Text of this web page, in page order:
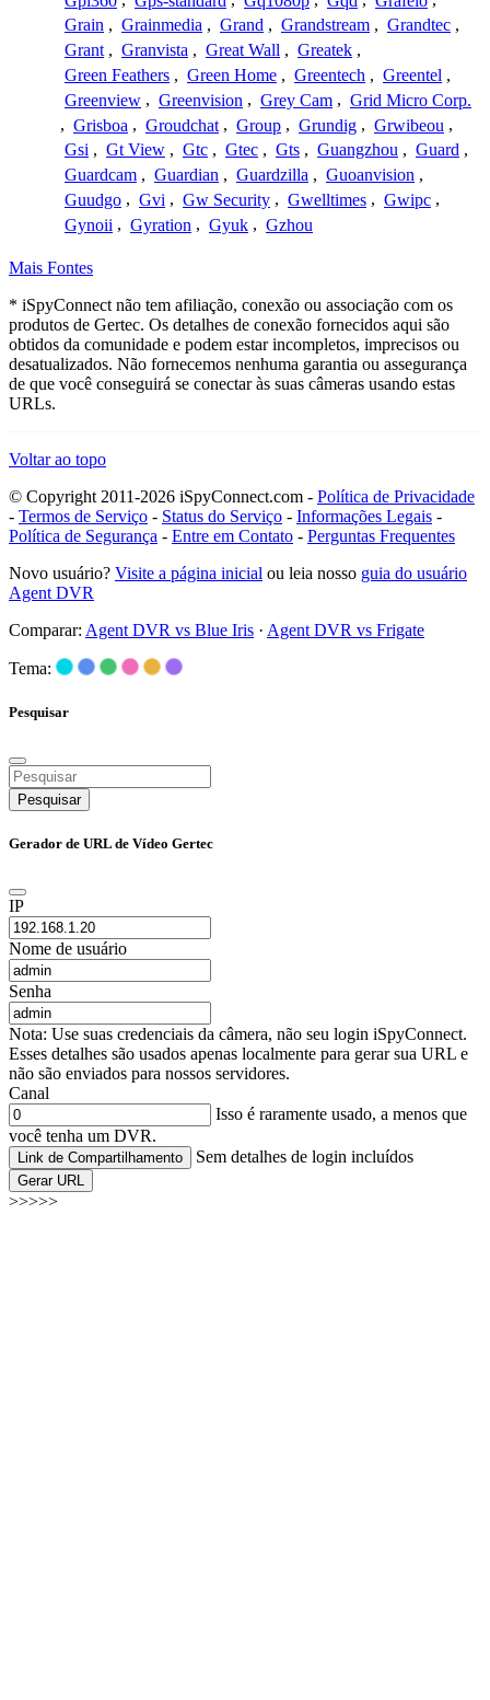
Grain , Grainmedia , Grand , Grandstream , Grandtec ,
Grant , Granvista , Great Wall , Greatek ,
Green Feathers , Green Home , Greentech , Greentel ,
Greenview , Greenvision , Grey Cam , Grid Micro Corp.
, Grisboa , Groudchat , Group , Grundig , Grwibeou ,
Gsi , Gt View , Gtc , Gtec , Gts , Guangzhou , Guard ,
Guardcam , Guardian , Guardzilla , Guoanvision ,
Guudgo , Gvi , Gw Security , Gwelltimes , Gwipc ,
Gynoii , Gyration , Gyuk , Gzhou
Mais Fontes
* iSpyConnect não tem afiliação, conexão ou associação com os
produtos de Gertec. Os detalhes de conexão fornecidos aqui são
obtidos da comunidade e podem estar incompletos, imprecisos ou
desatualizados. Não fornecemos nenhuma garantia ou assegurança
de que você conseguirá se conectar às suas câmeras usando estas
URLs.
Voltar ao topo
© Copyright 2011-2026 iSpyConnect.com - Política de Privacidade
- Termos de Serviço - Status do Serviço - Informações Legais -
Política de Segurança - Entre em Contato - Perguntas Frequentes
Novo usuário? Visite a página inicial ou leia nosso guia do usuário
Agent DVR
Comparar: Agent DVR vs Blue Iris · Agent DVR vs Frigate
Tema:
Pesquisar
Pesquisar
Gerador de URL de Vídeo Gertec
IP
Nome de usuário
Senha
Nota: Use suas credenciais da câmera, não seu login iSpyConnect.
Esses detalhes são usados apenas localmente para gerar sua URL e
não são enviados para nossos servidores.
Canal
Isso é raramente usado, a menos que
você tenha um DVR.
Link de Compartilhamento Sem detalhes de login incluídos
Gerar URL
>>>>>